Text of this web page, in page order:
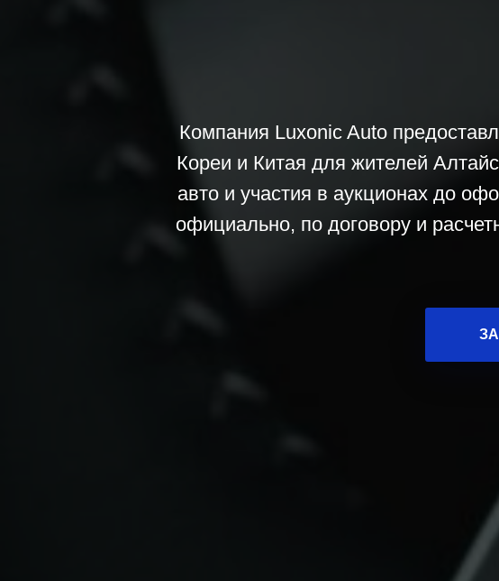
Компания Luxonic Auto
Кореи и Китая для жителей
авто и участия в аукционах до
официально, по договору и